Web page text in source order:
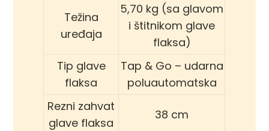
Težina
uređaja
5,70 kg (sa glavom
i štitnikom glave
flaksa)
Tip glave
flaksa
Tap & Go – udarna
poluautomatska
Rezni zahvat
glave flaksa
38 cm